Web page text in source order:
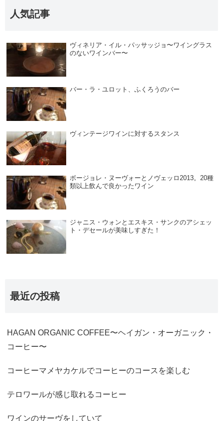
人気記事
ヴィネリア・イル・パッサッジョ〜ワイングラス
のないワインバー〜
バー・ラ・ユロット、ふくろうのバー
ヴィンテージワインに対するスタンス
ボージョレ・ヌーヴォーとノヴェッロ2013。20種
類以上飲んで良かったワイン
ジャニス・ウォンとエスキス・サンクのアシェッ
ト・デセールが美味しすぎた！
最近の投稿
HAGAN ORGANIC COFFEE〜ヘイガン・オーガニック・
コーヒー〜
コーヒーマメヤカケルでコーヒーのコースを楽しむ
テロワールが感じ取れるコーヒー
ワインのサーヴをしていて